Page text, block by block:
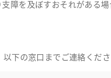
障を及ぼすおそれがある
下の窓口までご連絡くださ